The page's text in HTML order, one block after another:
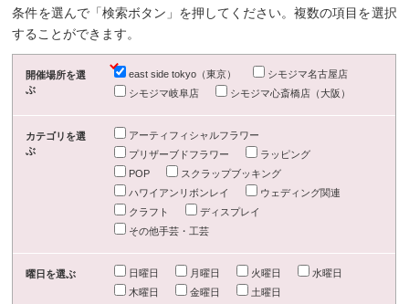
条件を選んで「検索ボタン」を押してください。複数の項目を選択
することができます。
開催場所を選
ぶ
east side tokyo（東京）
シモジマ名古屋店
シモジマ岐阜店
シモジマ心斎橋店（大阪）
カテゴリを選
ぶ
アーティフィシャルフラワー
プリザーブドフラワー
ラッピング
POP
スクラップブッキング
ハワイアンリボンレイ
ウェディング関連
クラフト
ディスプレイ
その他手芸・工芸
曜日を選ぶ 日曜日 月曜日 火曜日
水曜日
木曜日
金曜日 土曜日